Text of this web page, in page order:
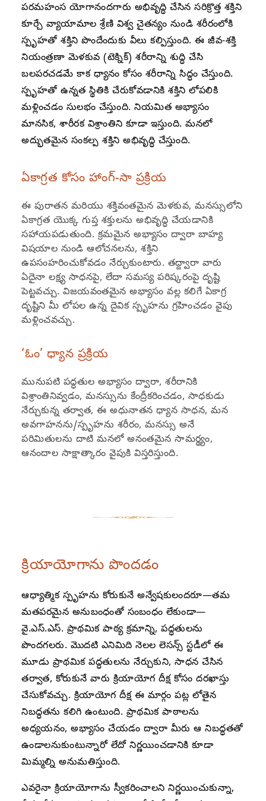
పరమహంస యోగానందగారు అభివృద్ధి చేసిన సరిక్రొత్త శక్తిని
కూర్చే వ్యాయామాల శ్రేణి విశ్వ చైతన్యం నుండి శరీరంలోకి
స్పృహతో శక్తిని పొందేందుకు వీలు కల్పిస్తుంది. ఈ జీవ-శక్తి
నియంత్రణా మెళకువ (టెక్నిక్) శరీరాన్ని శుద్ధి చేసి
బలపరచడమే కాక ధ్యానం కోసం శరీరాన్ని సిద్ధం చేస్తుంది.
స్పృహతో ఉన్నత స్థితికి చేరుకోవడానికి శక్తిని లోపలికి
మళ్లించడం సులభం చేస్తుంది. నియమిత అభ్యాసం
మానసిక, శారీరక విశ్రాంతిని కూడా ఇస్తుంది. మనలో
అద్భుతమైన సంకల్ప శక్తిని అభివృద్ధి చేస్తుంది.
ఏకాగ్రత కోసం హాంగ్-సా ప్రక్రియ
ఈ పురాతన మరియు శక్తివంతమైన మెళకువ, మనస్సులోని
ఏకాగ్రత యొక్క గుప్త శక్తులను అభివృద్ధి చేయడానికి
సహాయపడుతుంది. క్రమమైన అభ్యాసం ద్వారా బాహ్య
విషయాల నుండి ఆలోచనలను, శక్తిని
ఉపసంహరించుకోవడం నేర్చుకుంటారు. తద్ద్వారా వారు
ఏదైనా లక్ష్య సాధనపై, లేదా సమస్య పరిష్కరంపై దృష్టి
పెట్టవచ్చు. విజయవంతమైన అభ్యాసం వల్ల కలిగే ఏకాగ్ర
దృష్టిని మీ లోపల ఉన్న దైవిక స్పృహను గ్రహించడం వైపు
మళ్లించవచ్చు.
‘ఓం’ ధ్యాన ప్రక్రియ
మునుపటి పద్ధతుల అభ్యాసం ద్వారా, శరీరానికి
విశ్రాంతినివ్వడం, మనస్సును కేంద్రీకరించడం, సాధకుడు
నేర్చుకున్న తర్వాత, ఈ అధునాతన ధ్యాన సాధన, మన
అవగాహనను/స్పృహను శరీరం, మనస్సు అనే
పరిమితులను దాటి మనలో అనంతమైన సామర్థ్యం,
ఆనందాల సాక్షాత్కారం వైపుకి విస్తరిస్తుంది.
క్రియాయోగాను పొందడం
ఆధ్యాత్మిక స్పృహను కోరుకునే అన్వేషకులందరూ—తమ
మతపరమైన అనుబంధంతో సంబంధం లేకుండా—
వై.ఎస్.ఎస్. ప్రాథమిక పాఠ్య క్రమాన్ని, పద్ధతులను
పొందగలరు. మొదటి ఎనిమిది నెలల లెసన్స్ స్టడీలో ఈ
మూడు ప్రాథమిక పద్ధతులను నేర్చుకుని, సాధన చేసిన
తర్వాత, కోరుకునే వారు క్రియాయోగ దీక్ష కోసం దరఖాస్తు
చేసుకోవచ్చు. క్రియాయోగ దీక్ష ఈ మార్గం పట్ల లోతైన
నిబద్ధతను కలిగి ఉంటుంది. ప్రాథమిక పాఠాలను
అధ్యయనం, అభ్యాసం చేయడం ద్వారా మీరు ఆ నిబద్ధతతో
ఉండాలనుకుంటున్నారో లేదో నిర్ణయించడానికి కూడా
మిమ్మల్ని అనుమతిస్తుంది.
ఎవరైనా క్రియాయోగాను స్వీకరించాలని నిర్ణయించుకున్నా,